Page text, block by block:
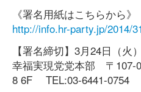
《署名用紙はこちらから》
http://info.hr-party.jp/2014/
【署名締切】3月24日（火
幸福実現党党本部 〒107-
8 6F TEL:03-6441-0754